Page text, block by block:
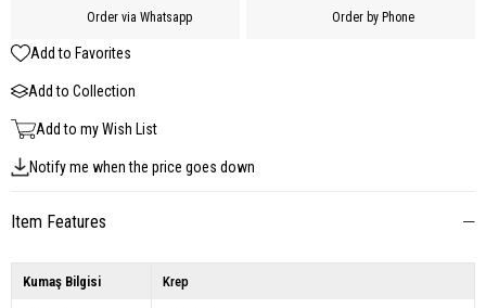
Order via Whatsapp Order by Phone
Add to Favorites
Add to Collection
Add to my Wish List
Notify me when the price goes down
Item Features
Kumaş Bilgisi Krep